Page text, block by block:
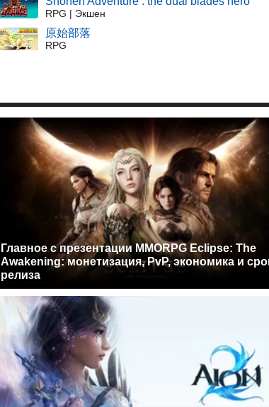
RPG | Экшен
原始部落
RPG
Главное с презентации MMORPG Eclipse: The
Awakening: монетизация, PvP, экономика и
релиза